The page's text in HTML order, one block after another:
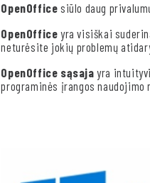
OpenOffice siūlo daug
OpenOffice yra visiškai
neturėsite jokių problemų
OpenOffice sąsaja yra
programinės įrangos naudojimo